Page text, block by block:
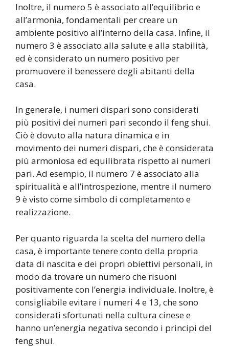
Inoltre, il numero 5 è associato all’equilibrio e
all’armonia, fondamentali per creare un
ambiente positivo all’interno della casa. Infine, il
numero 3 è associato alla salute e alla stabilità,
ed è considerato un numero positivo per
promuovere il benessere degli abitanti della
casa.
In generale, i numeri dispari sono considerati
più positivi dei numeri pari secondo il feng shui.
Ciò è dovuto alla natura dinamica e in
movimento dei numeri dispari, che è considerata
più armoniosa ed equilibrata rispetto ai numeri
pari. Ad esempio, il numero 7 è associato alla
spiritualità e all’introspezione, mentre il numero
9 è visto come simbolo di completamento e
realizzazione.
Per quanto riguarda la scelta del numero della
casa, è importante tenere conto della propria
data di nascita e dei propri obiettivi personali, in
modo da trovare un numero che risuoni
positivamente con l’energia individuale. Inoltre, è
consigliabile evitare i numeri 4 e 13, che sono
considerati sfortunati nella cultura cinese e
hanno un’energia negativa secondo i principi del
feng shui.